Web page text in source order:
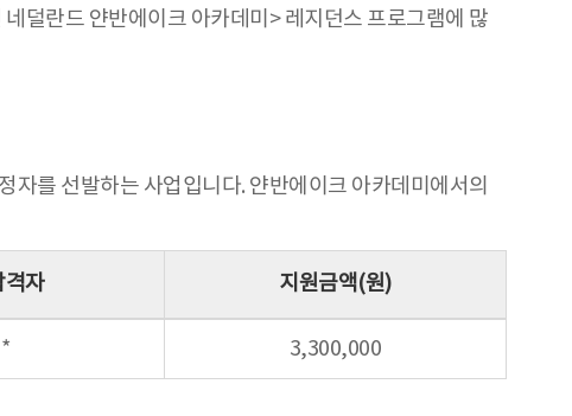
덜란드 얀반에이크 아카데미> 레지던스 프로그램에 많
를 선발하는 사업입니다. 얀반에이크 아카데미에서의
격자 지원금액(원)
3,300,000